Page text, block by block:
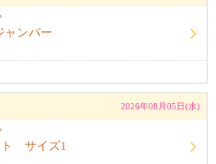
ンパー
2026年08月05日(水)
ト サイズ1